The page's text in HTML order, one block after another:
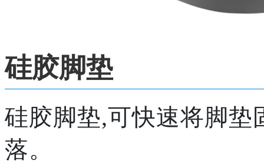
硅胶脚垫
硅胶脚垫,可快速将脚垫
落。